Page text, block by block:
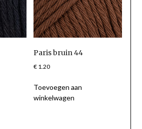
Paris bruin 44
€ 1.20
Toevoegen aan
winkelwagen